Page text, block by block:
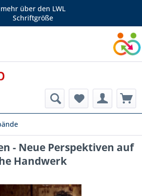
mehr über den LWL
Schriftgröße
- Neue Perspektiven auf
Handwerk